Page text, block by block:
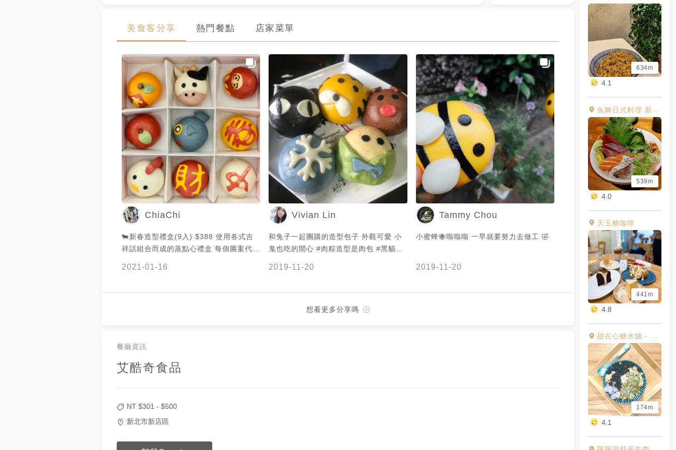
634m
4.1
魚舞日式料理 新店七張店
539m
4.0
天玉糖咖啡
441m
4.8
甜在心糖水舖 - 金咕溜豆花
174m
4.1
美食客分享 熱門餐點 店家菜單
ChiaChi
🐄新春造型禮盒(9入) $388 使用各式吉
祥話組合而成的蒸點心禮盒 每個圖案代表
禮的選擇 #艾酷奇 #團購美食 #節慶禮盒
2021-01-16
Vivian Lin
和兔子一起團購的造型包子 外觀可愛 小
鬼也吃的開心 #肉粽造型是肉包 #黑貓造
2019-11-20
Tammy Chou
小蜜蜂🐝嗡嗡嗡 一早就要努力去做工 🤣
2019-11-20
想看更多分享嗎
餐廳資訊
艾酷奇食品
NT $301 - $500
新北市新店區